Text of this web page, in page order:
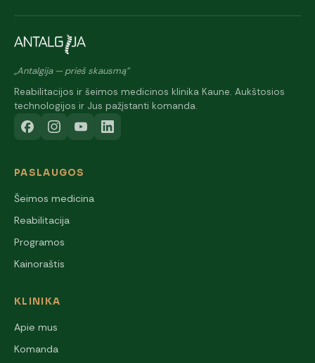
„Antalgija — prieš skausmą"
Reabilitacijos ir šeimos medicinos klinika Kaune. Aukštosios
technologijos ir Jus pažįstanti komanda.
PASLAUGOS
Šeimos medicina
Reabilitacija
Programos
Kainoraštis
KLINIKA
Apie mus
Komanda